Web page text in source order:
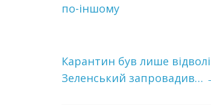
по-іншому
Кaрaнтин був лише
Зеленський запровадив…